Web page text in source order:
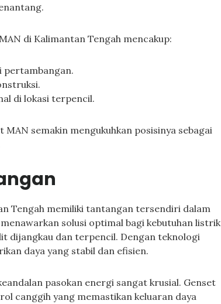
di Kalimantan Tengah mencakup:
pertambangan.
di lokasi terpencil.
semakin mengukuhkan posisinya sebagai
Tengah memiliki tantangan tersendiri dalam
solusi optimal bagi kebutuhan listrik
dijangkau dan terpencil. Dengan teknologi
daya yang stabil dan efisien.
pasokan energi sangat krusial. Genset
canggih yang memastikan keluaran daya